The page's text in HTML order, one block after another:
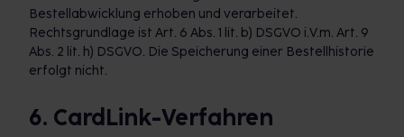
Bestellabwicklung erhoben und verarbeitet.
Rechtsgrundlage ist Art. 6 Abs. 1 lit. b) DSGVO i.V.m. Art. 9
Abs. 2 lit. h) DSGVO. Die Speicherung einer Bestellhistorie
erfolgt nicht.
6. CardLink-Verfahren